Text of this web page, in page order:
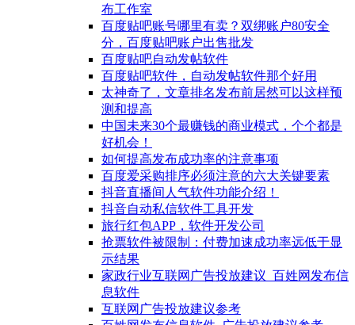
布工作室
百度贴吧账号哪里有卖？双绑账户80安全
分，百度贴吧账户出售批发
百度贴吧自动发帖软件
百度贴吧软件，自动发帖软件那个好用
太神奇了，文章排名发布前居然可以这样预
测和提高
中国未来30个最赚钱的商业模式，个个都是
好机会！
如何提高发布成功率的注意事项
百度爱采购排序必须注意的六大关键要素
抖音直播间人气软件功能介绍！
抖音自动私信软件工具开发
旅行红包APP，软件开发公司
抢票软件被限制：付费加速成功率远低于显
示结果
家政行业互联网广告投放建议_百姓网发布信
息软件
互联网广告投放建议参考